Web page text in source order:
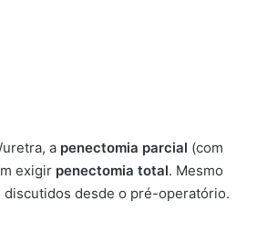
a penectomia parcial (com
exigir penectomia total. Mesmo
desde o pré-operatório.